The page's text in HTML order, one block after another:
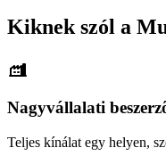
Kiknek szól a
Nagyvállalati
Teljes kínálat egy helyen,